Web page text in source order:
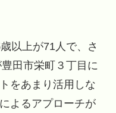
以上が71人で、さ
田市栄町３丁目に
をあまり活用しな
よるアプローチが